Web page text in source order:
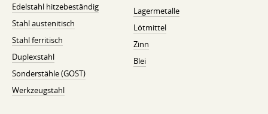
Edelstahl hitzebeständig
Stahl austenitisch
Stahl ferritisch
Duplexstahl
Sonderstähle (GOST)
Werkzeugstahl
Lagermetalle
Lötmittel
Zinn
Blei